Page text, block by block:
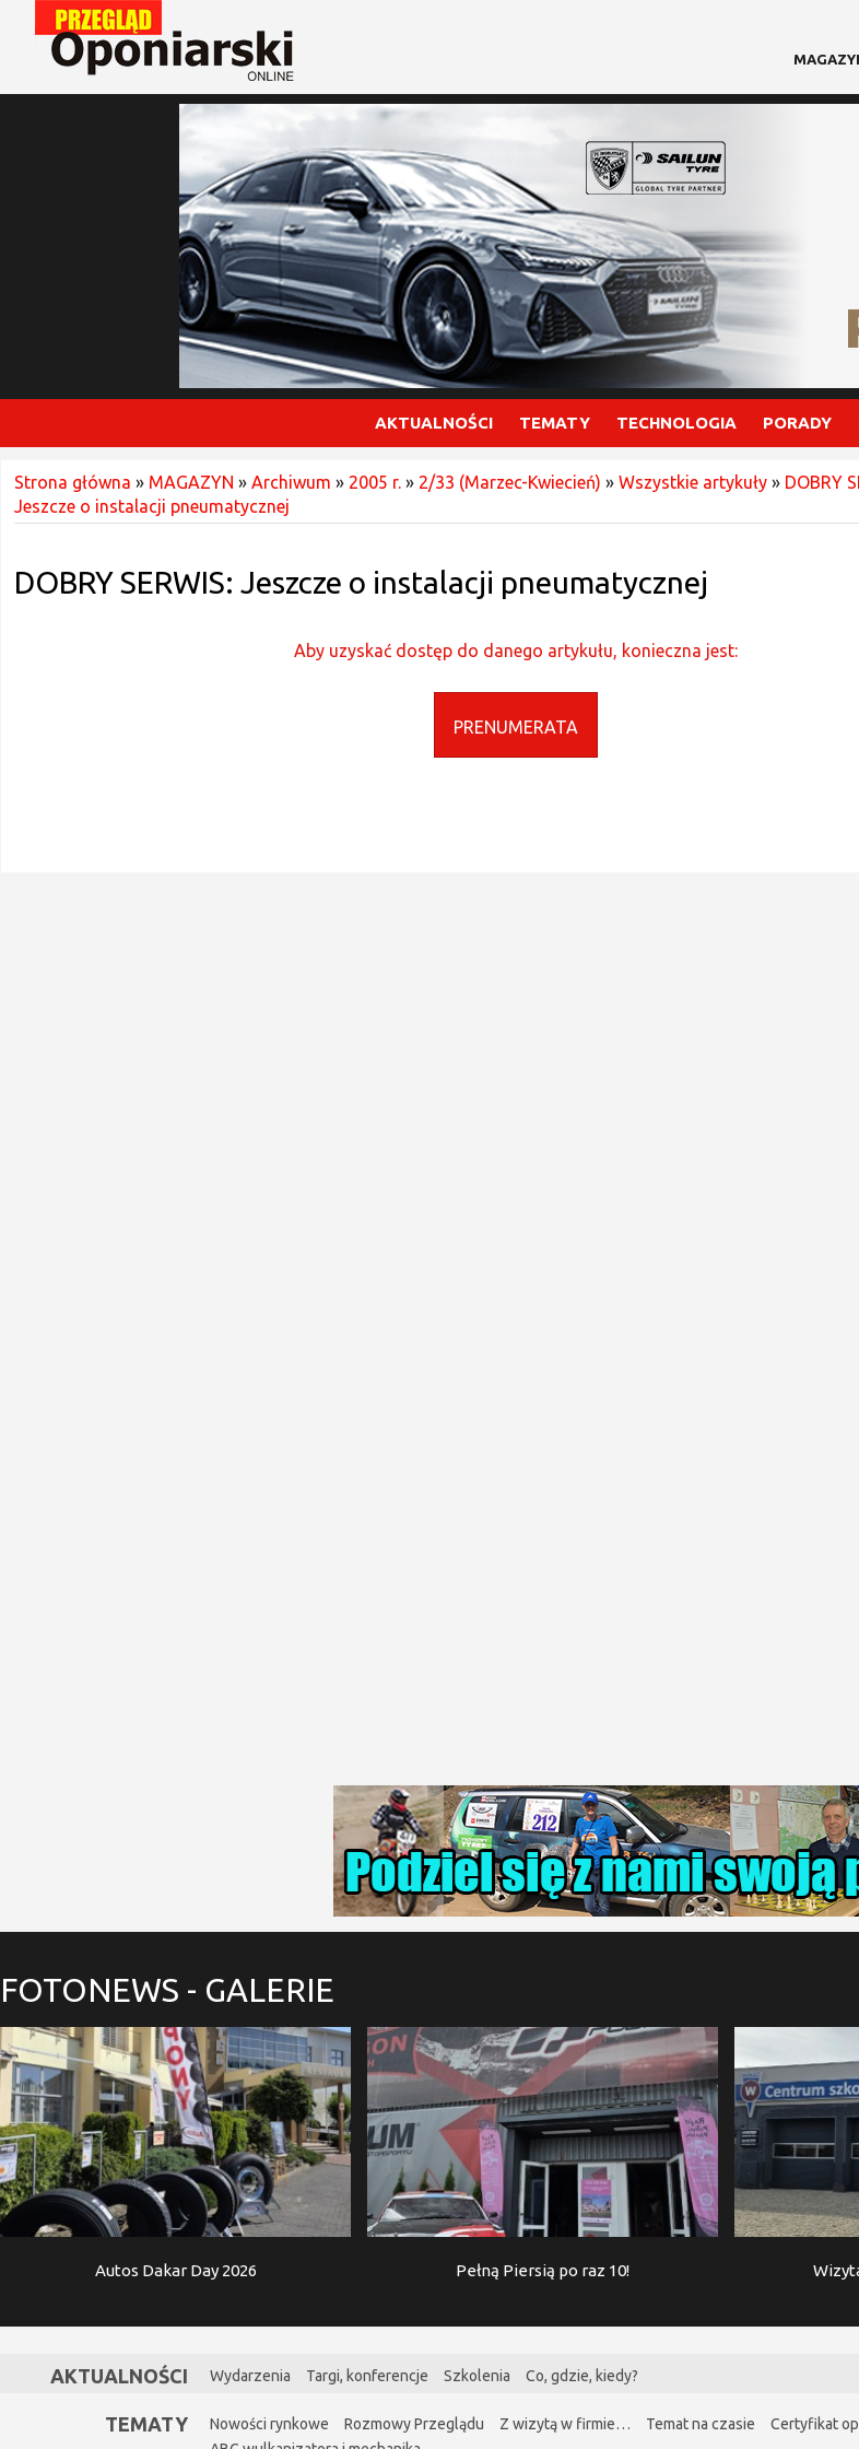
AKTUALNOŚCI TEMATY TECHNOLOGIA PORADY
Strona główna » MAGAZYN » Archiwum » 2005 r. » 2/33 (Marzec-Kwiecień) » Wszystkie artykuły » DOBRY
Jeszcze o instalacji pneumatycznej
DOBRY SERWIS: Jeszcze o instalacji pneumatycznej
Aby uzyskać dostęp do danego artykułu, konieczna jest:
PRENUMERATA
FOTONEWS - GALERIE
Autos Dakar Day 2026 Pełną Piersią po raz 10!
AKTUALNOŚCI Wydarzenia Targi, konferencje Szkolenia Co, gdzie, kiedy?
TEMATY Nowości rynkowe Rozmowy Przeglądu Z wizytą w firmie… Temat na czasie Certyfikat